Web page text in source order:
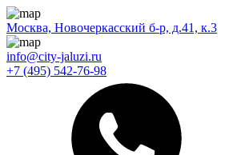
Москва, Новочеркасский б-р, д.41, к.3
info@city-jaluzi.ru
+7 (495) 542-76-98